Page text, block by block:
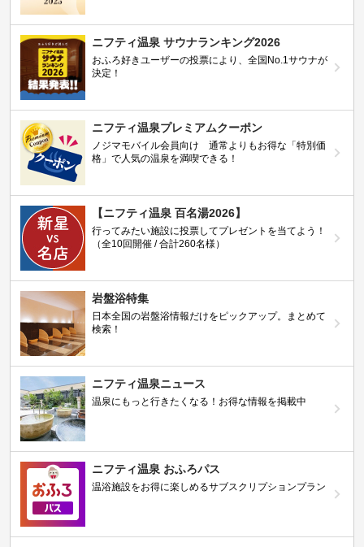
ニフティ温泉 サウナランキング2026
おふろ好きユーザーの投票により、全国No.1サウナが
決定！
ニフティ温泉プレミアムクーポン
ノジマモバイル会員向け 通常よりもお得な「特別価
格」で人気の温泉を満喫できる！
【ニフティ温泉 百名湯2026】
行ってみたい施設に投票してプレゼントを当てよう！
（全10回開催 / 合計260名様）
岩盤浴特集
日本全国の岩盤浴情報だけをピックアップ。まとめて
検索！
ニフティ温泉ニュース
温泉にもっと行きたくなる！お得な情報を掲載中
ニフティ温泉 おふろパス
温浴施設をお得に楽しめるサブスクリプションプラン